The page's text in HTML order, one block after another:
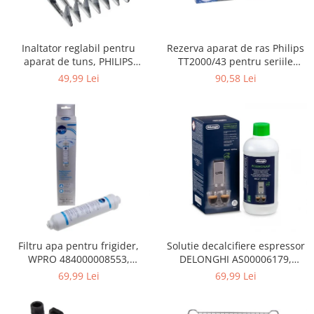
Gaming, Carti & Birotica
Birotica & Papetarie
Console, Jocuri & Accesorii
Ingrijire personala & Cosmetice
Accesorii aparate hair styling
Aparate & Accesorii ingrijire
personala
Aparate cosmetice
Articole Sanatate si Wellness
Consumabile sanitare
Cosmetice si produse ingrijire
personala
Igiena dentara
Jucarii, Copii & Bebe
Camera copilului
Hrana bebelusi
Inaltator reglabil pentru
aparat de tuns, PHILIPS
422203633281, 3-15 mm,
49,99 Lei
Rezerva aparat de ras Philips
TT2000/43 pentru seriile
Bodygroom 3000/5000/7000 si
90,58 Lei
Filtru apa pentru frigider,
WPRO 484000008553,
compatibil cu Samsung, AEG,
69,99 Lei
Solutie decalcifiere espressor
DELONGHI AS00006179,
DLSC500, 500 ml
69,99 Lei